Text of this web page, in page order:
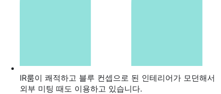
IR룸이 쾌적하고 블루 컨셉으로 된 인테리어가 모던해서
외부 미팅 때도 이용하고 있습니다.